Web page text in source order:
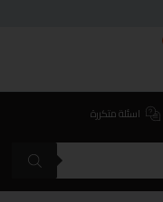
اسئلة متكررة